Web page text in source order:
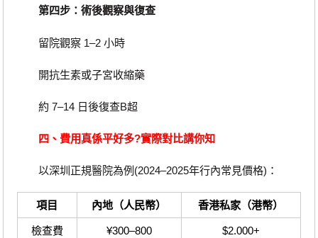
第四步：術後觀察與復查
留院觀察 1–2 小時
開抗生素或子宮收縮藥
約 7–14 日後復查B超
四、費用真係平好多?實際對比講你知
以深圳正規醫院為例(2024–2025年行內常見價格)：
項目 內地（人民幣） 香港私家（港幣）
檢查費 ¥300–800 $2.000+